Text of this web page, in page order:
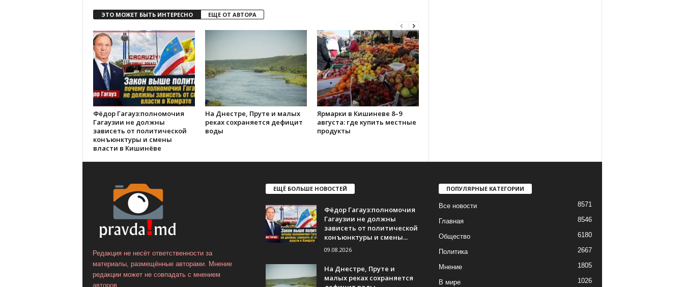
ЭТО МОЖЕТ БЫТЬ ИНТЕРЕСНО ЕЩЕ ОТ АВТОРА
Фёдор Гагауз:полномочия
Гагаузии не должны
зависеть от политической
конъюнктуры и смены
власти в Кишинёве
На Днестре, Пруте и малых
реках сохраняется дефицит
воды
Ярмарки в Кишиневе 8–9
августа: где купить местные
продукты
Редакция не несёт ответственности за
материалы, размещённые авторами. Мнение
редакции может не совпадать с мнением
авторов.
ЕЩЁ БОЛЬШЕ НОВОСТЕЙ
Фёдор Гагауз:полномочия
Гагаузии не должны
зависеть от политической
конъюнктуры и смены...
09.08.2026
На Днестре, Пруте и
малых реках сохраняется
ПОПУЛЯРНЫЕ КАТЕГОРИИ
Все новости 8571
Главная 8546
Общество 6180
Политика 2667
Мнение 1805
В мире 1026